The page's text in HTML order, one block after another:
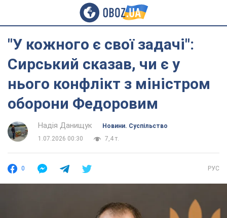
"У кожного є свої задачі":
Сирський сказав, чи є у
нього конфлікт з міністром
оборони Федоровим
Надія Данищук
Новини. Суспільство
1.07.2026 00:30
7,4 т.
0 РУС